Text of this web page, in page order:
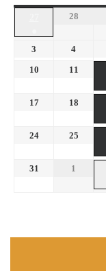
28
3 4
10
11
17 18
24 25
31 1